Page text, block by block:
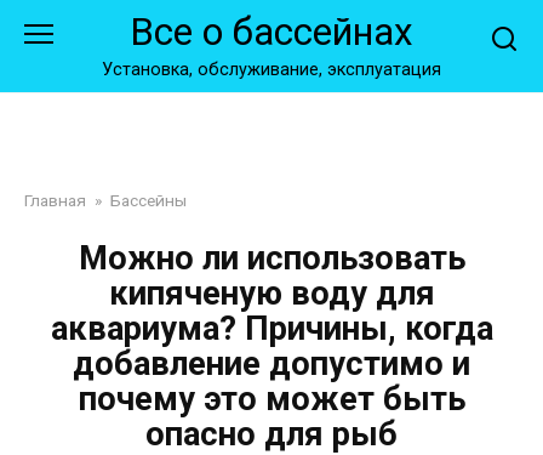
Все о бассейнах
Установка, обслуживание, эксплуатация
Главная » Бассейны
Можно ли использовать
кипяченую воду для
аквариума? Причины, когда
добавление допустимо и
почему это может быть
опасно для рыб